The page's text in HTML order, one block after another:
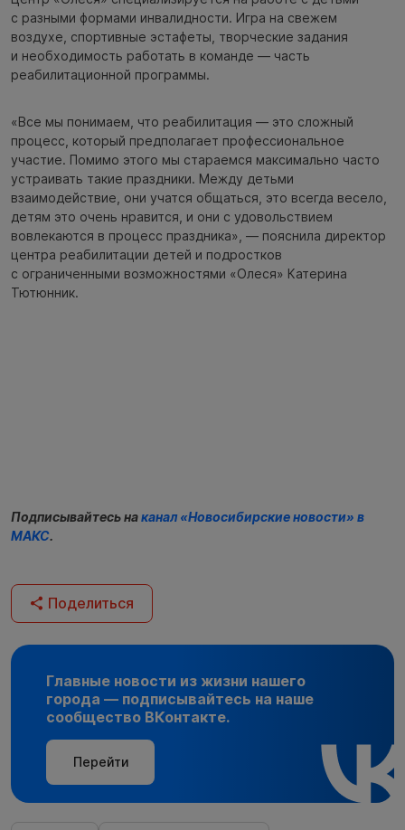
с разными формами инвалидности. Игра на свежем
воздухе, спортивные эстафеты, творческие задания
и необходимость работать в команде — часть
реабилитационной программы.
«Все мы понимаем, что реабилитация — это сложный
процесс, который предполагает профессиональное
участие. Помимо этого мы стараемся максимально часто
устраивать такие праздники. Между детьми
взаимодействие, они учатся общаться, это всегда весело,
детям это очень нравится, и они с удовольствием
вовлекаются в процесс праздника», — пояснила директор
центра реабилитации детей и подростков
с ограниченными возможностями «Олеся» Катерина
Тютюнник.
Подписывайтесь наканал «Новосибирские новости» в
МАКС.
Поделиться
Главные новости из жизни нашего
города — подписывайтесь на наше
сообщество ВКонтакте.
Перейти